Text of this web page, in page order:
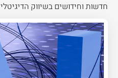
חדשות וחידושים בשיווק הדיגיטלי